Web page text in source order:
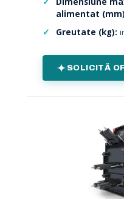
alimentat
Greutate (kg):
SOLICITĂ